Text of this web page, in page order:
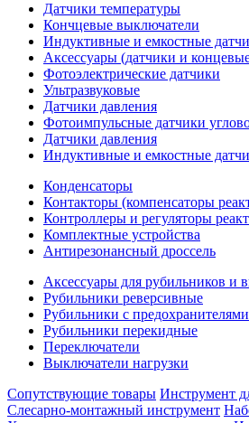
Датчики температуры
Кончцевые выключатели
Индуктивные и емкостные
Аксессуары (датчики и
Фотоэлектрические датчики
Ультразвуковые
Датчики давления
Фотоимпульсные датчики
Датчики давления
Индуктивные и емкостные
Конденсаторы
Контакторы (компенсаторы
Контроллеры и регуляторы
Комплектные устройства
Антирезонансный дроссель
Аксессуары для рубильников и
Рубильники реверсивные
Рубильники с предохранителями
Рубильники перекидные
Переключатели
Выключатели нагрузки
Сопутствующие товары Инструмент
Слесарно-монтажный инструмент